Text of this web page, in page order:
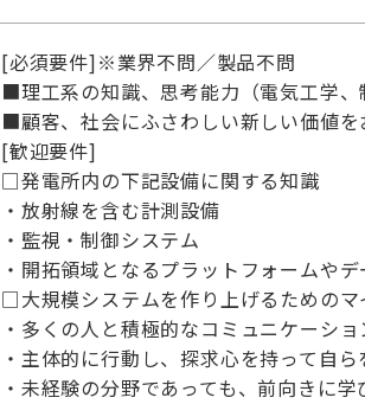
[必須要件]※業界不問／製品不問
■理工系の知識、思考能力（電気工学
■顧客、社会にふさわしい新しい価値
[歓迎要件]
□発電所内の下記設備に関する知識
・放射線を含む計測設備
・監視・制御システム
・開拓領域となるプラットフォームや
□大規模システムを作り上げるためのマ
・多くの人と積極的なコミュニケーシ
・主体的に行動し、探求心を持って自
・未経験の分野であっても、前向きに